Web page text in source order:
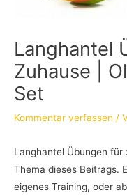
Langhantel
Zuhause |
Set
Kommentar verfassen /
Langhantel Übungen für
Thema dieses Beitrags.
eigenes Training, oder